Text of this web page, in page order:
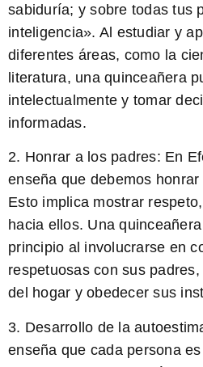
sabiduría; y sobre todas tus
inteligencia». Al estudiar y
diferentes áreas, como la
literatura, una quinceañera
intelectualmente y tomar
informadas.
2. Honrar a los padres: En
enseña que debemos
Esto implica mostrar
hacia ellos. Una
principio al involucrarse en
respetuosas con sus
del hogar y obedecer sus
3. Desarrollo de la
enseña que cada persona